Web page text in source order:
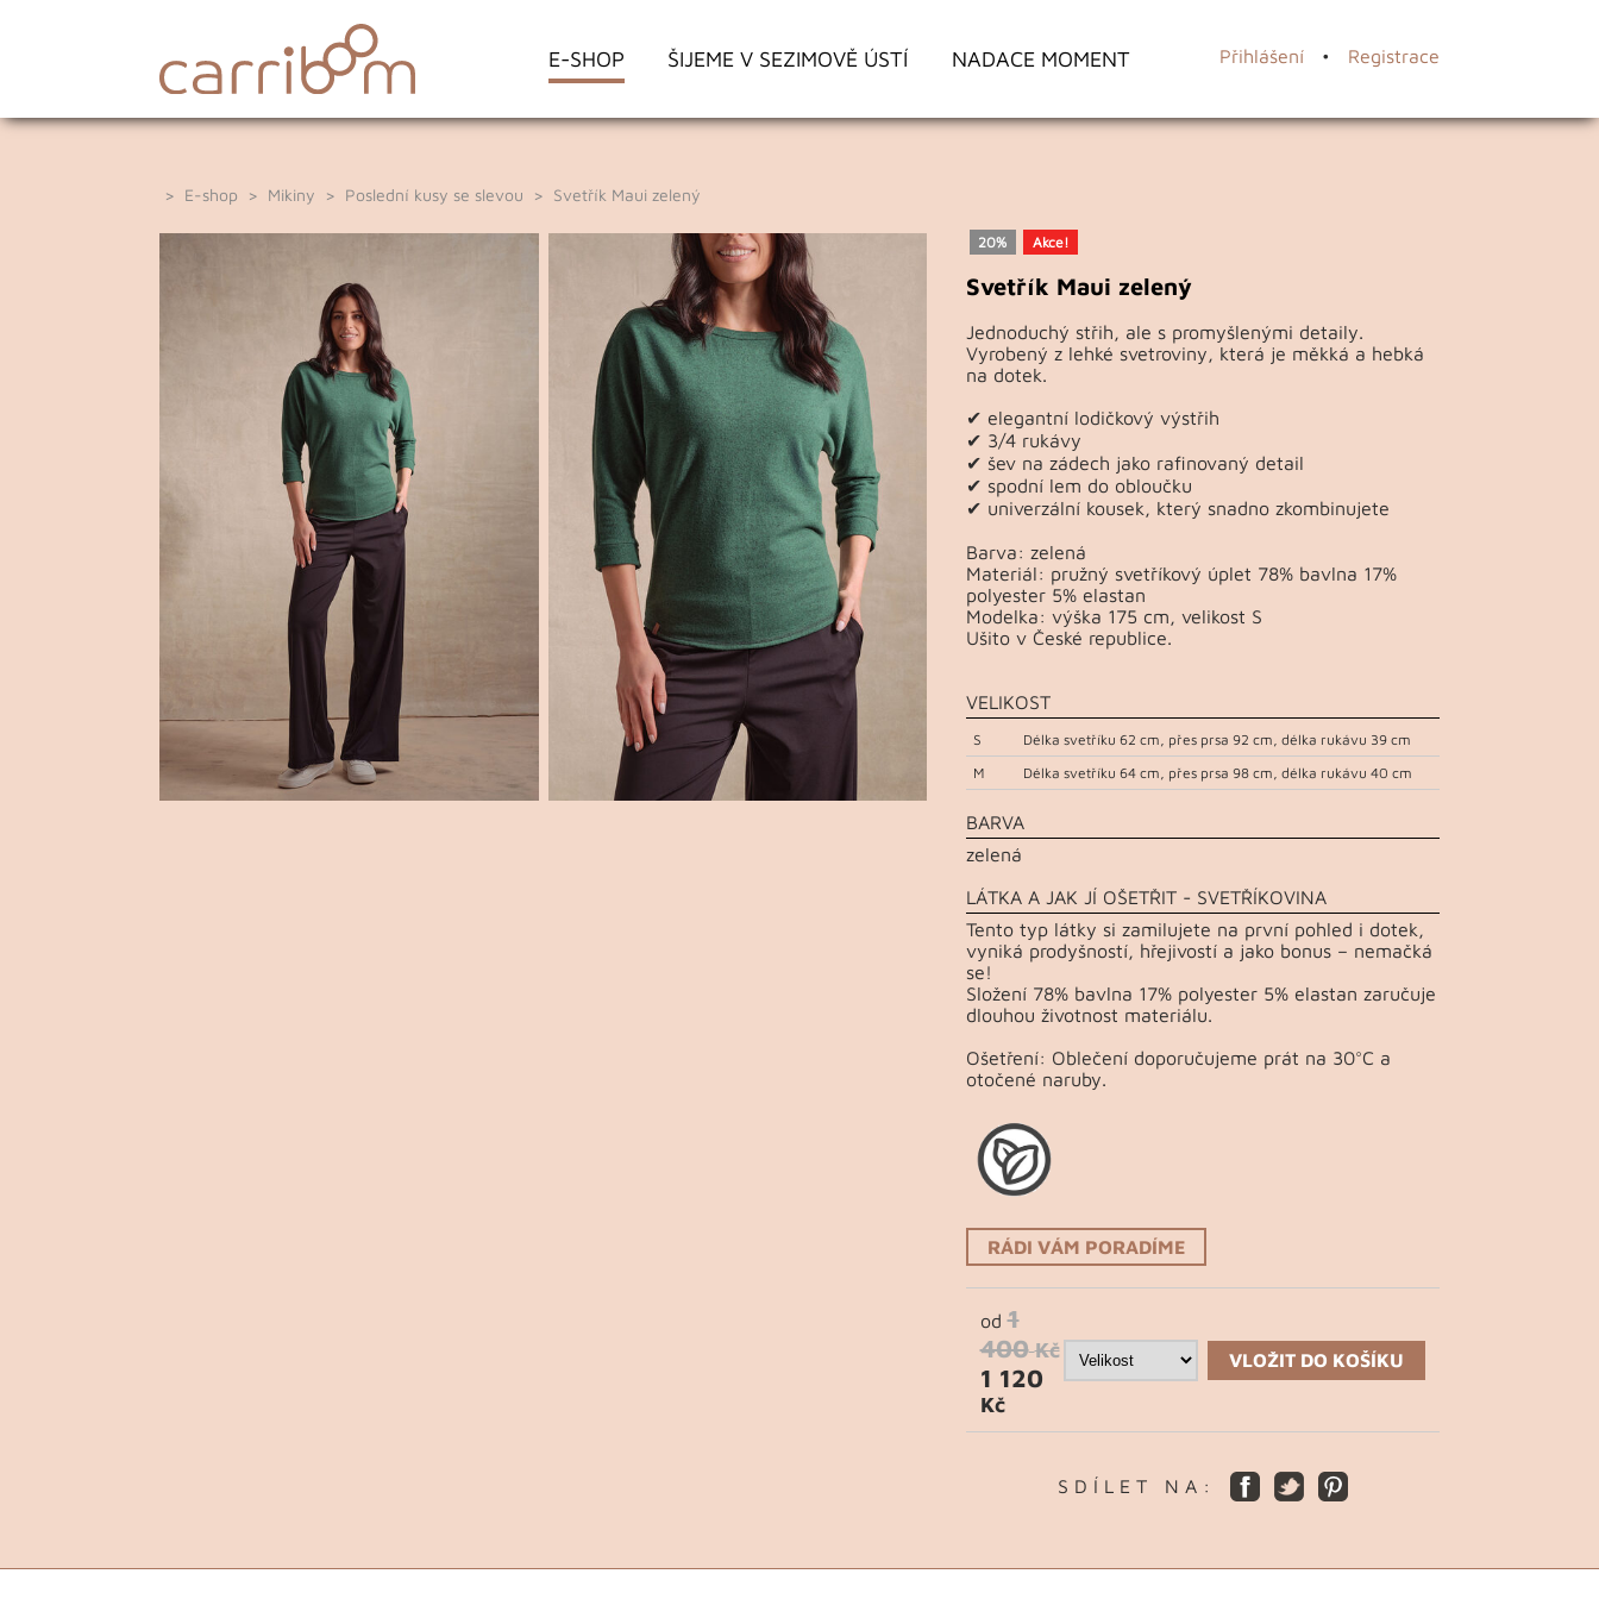
E-SHOP ŠIJEME V SEZIMOVĚ ÚSTÍ NADACE MOMENT Přihlášení• Registrace
> E-shop > Mikiny > Poslední kusy se slevou > Svetřík Maui zelený
20% Akce!
Svetřík Maui zelený
Jednoduchý střih, ale s promyšlenými detaily.
Vyrobený z lehké svetroviny, která je měkká a hebká
na dotek.
✔ elegantní lodičkový výstřih
✔ 3/4 rukávy
✔ šev na zádech jako rafinovaný detail
✔ spodní lem do obloučku
✔ univerzální kousek, který snadno zkombinujete
Barva: zelená
Materiál: pružný svetříkový úplet 78% bavlna 17%
polyester 5% elastan
Modelka: výška 175 cm, velikost S
Ušito v České republice.
VELIKOST
S
Délka svetříku 62 cm, přes prsa 92 cm, délka rukávu 39 cm
M
Délka svetříku 64 cm, přes prsa 98 cm, délka rukávu 40 cm
BARVA
zelená
LÁTKA A JAK JÍ OŠETŘIT - SVETŘÍKOVINA
Tento typ látky si zamilujete na první pohled i dotek,
vyniká prodyšností, hřejivostí a jako bonus – nemačká
se!
Složení 78% bavlna 17% polyester 5% elastan zaručuje
dlouhou životnost materiálu.
Ošetření: Oblečení doporučujeme prát na 30°C a
otočené naruby.
RÁDI VÁM PORADÍME
od1
400 Kč
1 120
Kč
VLOŽIT DO KOŠÍKU
S D Í L E T N A :